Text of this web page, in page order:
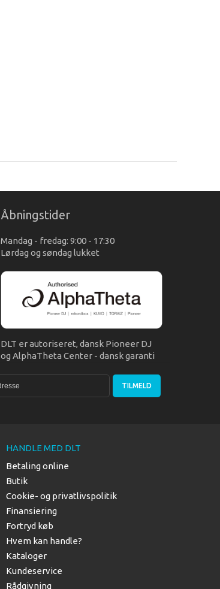
Åbningstider
Mandag - fredag: 9:00 - 17:30
Lørdag og søndag lukket
DLT er autoriseret, dansk Pioneer DJ
og AlphaTheta Center - dansk garanti
TILMELD
HANDLE MED DLT
Betaling online
Butik
Cookie- og privatlivspolitik
Finansiering
Fortryd køb
Hvem kan handle?
Kataloger
Kundeservice
Rådgivning